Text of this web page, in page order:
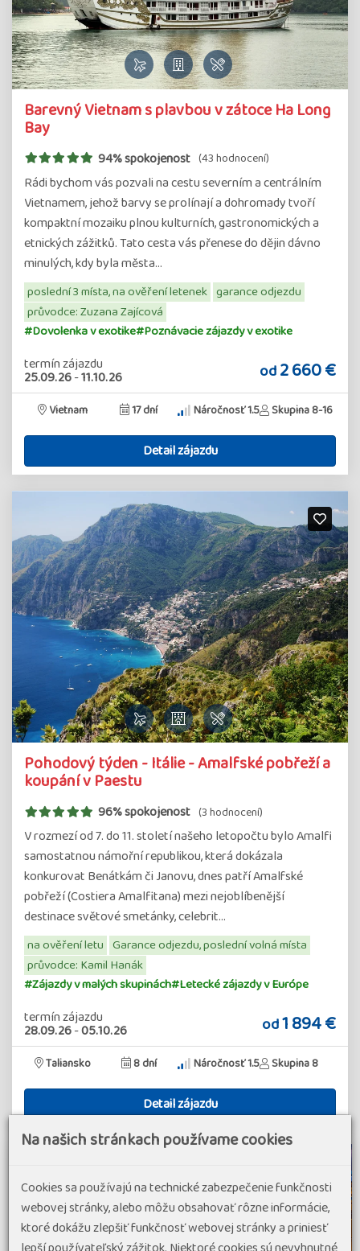
Barevný Vietnam s plavbou v zátoce Ha Long
Bay
94% spokojenost (43 hodnocení)
Rádi bychom vás pozvali na cestu severním a centrálním
Vietnamem, jehož barvy se prolínají a dohromady tvoří
kompaktní mozaiku plnou kulturních, gastronomických a
etnických zážitků. Tato cesta vás přenese do dějin dávno
minulých, kdy byla města…
poslední 3 místa, na ověření letenek garance odjezdu
průvodce: Zuzana Zajícová
#Dovolenka v exotike#Poznávacie zájazdy v exotike
termín zájazdu
25.09.26-11.10.26 od2 660 €
Vietnam 17 dní Náročnosť 1.5 Skupina 8-16
Detail zájazdu
Pohodový týden - Itálie - Amalfské pobřeží a
koupání v Paestu
96% spokojenost (3 hodnocení)
V rozmezí od 7. do 11. století našeho letopočtu bylo Amalfi
samostatnou námořní republikou, která dokázala
konkurovat Benátkám či Janovu, dnes patří Amalfské
pobřeží (Costiera Amalfitana) mezi nejoblíbenější
destinace světové smetánky, celebrit…
na ověření letu Garance odjezdu, poslední volná místa
průvodce: Kamil Hanák
#Zájazdy v malých skupinách#Letecké zájazdy v Európe
termín zájazdu
28.09.26-05.10.26 od1 894 €
Taliansko 8 dní Náročnosť 1.5 Skupina 8
Detail zájazdu
Na našich stránkach používame cookies
Cookies sa používajú na technické zabezpečenie funkčnosti
webovej stránky, alebo môžu obsahovať rôzne informácie,
ktoré dokážu zlepšiť funkčnosť webovej stránky a priniesť